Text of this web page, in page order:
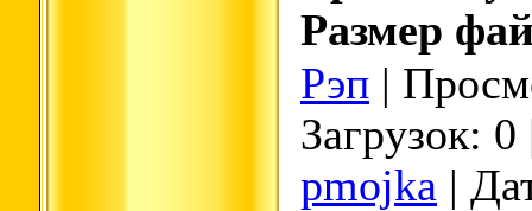
Размер
Рэп |
Загрузок:
pmojka |